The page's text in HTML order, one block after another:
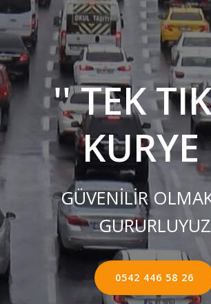
'' TEK
GÜVENİLİR
GURURLUYUZ
0542 446 58 26